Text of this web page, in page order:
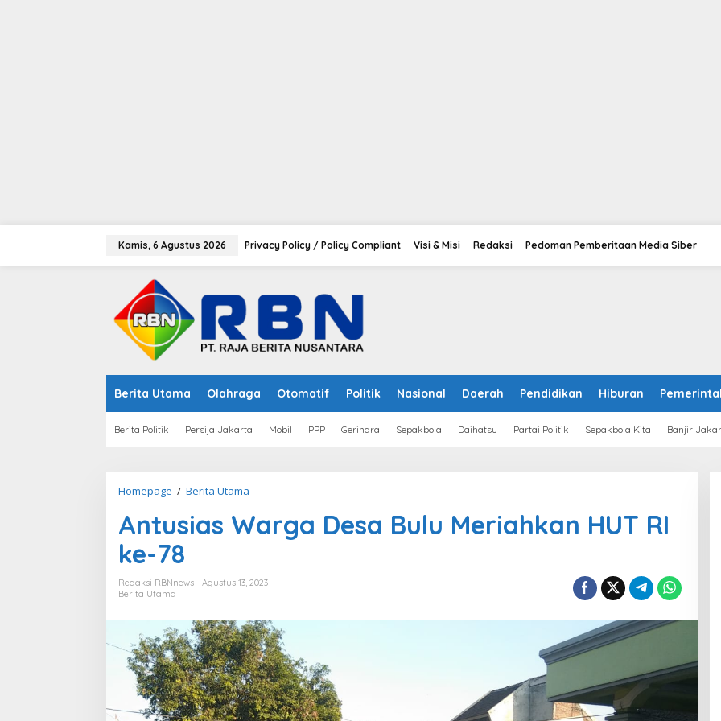
Kamis, 6 Agustus 2026 Privacy Policy / Policy Compliant Visi & Misi Redaksi Pedoman Pemberitaan Media Siber
Berita Utama Olahraga Otomatif Politik Nasional Daerah Pendidikan Hiburan
Berita Politik Persija Jakarta Mobil PPP Gerindra Sepakbola Daihatsu Partai Politik Sepakbola Kita Banjir
Homepage / Berita Utama
t
u
a
a
r
g
a
D
e
s
Antusias Warga Desa Bulu Meriahkan HUT RI
ke-78
Redaksi RBNnews
Agustus 13, 2023
Berita Utama